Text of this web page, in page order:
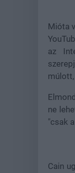
Mióta
az
ne
"csak
Cain